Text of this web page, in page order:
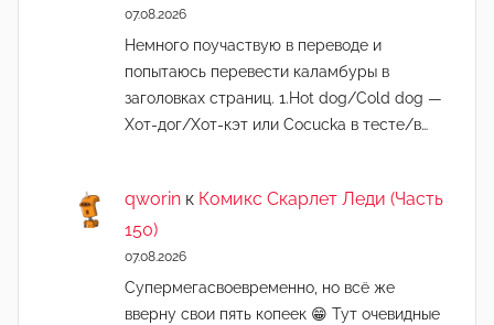
07.08.2026
Немного поучаствую в переводе и
попытаюсь перевести каламбуры в
заголовках страниц. 1.Hot dog/Cold dog —
Хот-дог/Хот-кэт или Cocucka в тесте/в…
qworin к Комикс Скарлет Леди (Часть
150)
07.08.2026
Супермегасвоевременно, но всё же
вверну свои пять копеек 😁 Тут очевидные